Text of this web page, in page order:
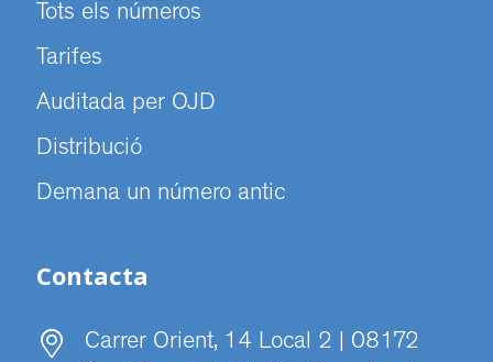
Tots els números
Tarifes
Auditada per OJD
Distribució
Demana un número antic
Contacta
Carrer Orient, 14 Local 2 | 08172